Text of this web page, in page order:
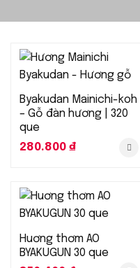
Byakudan Mainichi-koh
– Gỗ đàn hương | 320
que
280.800 ₫
Huơng thơm AO
BYAKUGUN 30 que